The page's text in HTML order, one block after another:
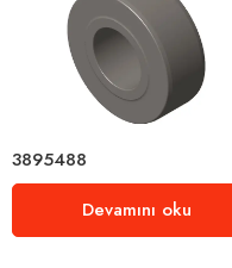
3895488
Devamını oku